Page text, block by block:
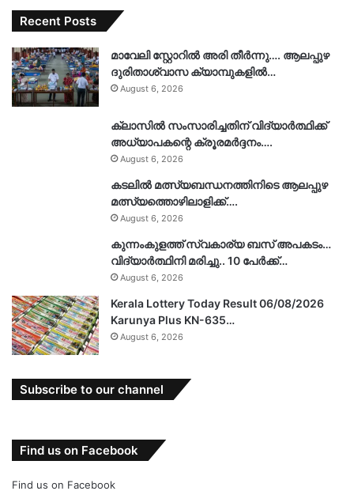
Recent Posts
മാവേലി സ്റ്റോറിൽ അരി തീർന്നു…. ആലപ്പുഴ
ദുരിതാശ്വാസ ക്യാമ്പുകളിൽ…
August 6, 2026
ക്ലാസിൽ സംസാരിച്ചതിന് വിദ്യാർത്ഥിക്ക്
അധ്യാപകന്റെ ക്രൂരമർദ്ദനം….
August 6, 2026
കടലിൽ മത്സ്യബന്ധനത്തിനിടെ ആലപ്പുഴ
മത്സ്യത്തൊഴിലാളിക്ക്….
August 6, 2026
കുന്നംകുളത്ത് സ്വകാര്യ ബസ് അപകടം…
വിദ്യാർത്ഥിനി മരിച്ചു.. 10 പേർക്ക്…
August 6, 2026
Kerala Lottery Today Result 06/08/2026
Karunya Plus KN-635…
August 6, 2026
Subscribe to our channel
Find us on Facebook
Find us on Facebook